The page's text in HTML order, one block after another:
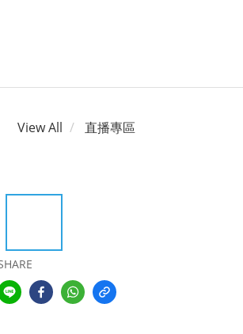
View All 直播專區